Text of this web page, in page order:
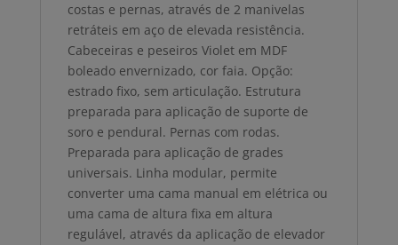
costas e pernas, através de 2 manivelas
retráteis em aço de elevada resistência.
Cabeceiras e peseiros Violet em MDF
boleado envernizado, cor faia. Opção:
estrado fixo, sem articulação. Estrutura
preparada para aplicação de suporte de
soro e pendural. Pernas com rodas.
Preparada para aplicação de grades
universais. Linha modular, permite
converter uma cama manual em elétrica ou
uma cama de altura fixa em altura
regulável, através da aplicação de elevador